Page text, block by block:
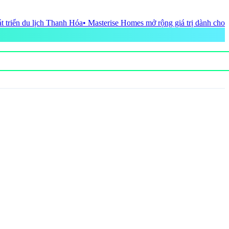
Homes mở rộng giá trị dành cho khách hàng bằng những giải